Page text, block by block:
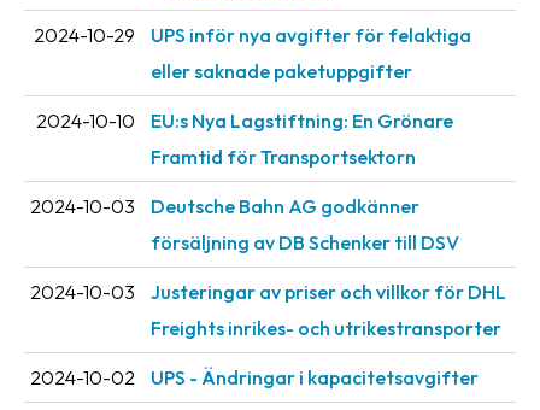
och
2024-10-29
UPS inför nya avgifter för felaktiga
eller saknade paketuppgifter
2024-10-10
EU:s Nya Lagstiftning: En Grönare
Framtid för Transportsektorn
2024-10-03
Deutsche Bahn AG godkänner
försäljning av DB Schenker till DSV
2024-10-03
Justeringar av priser och villkor för DHL
Freights inrikes- och utrikestransporter
2024-10-02 UPS - Ändringar i kapacitetsavgifter